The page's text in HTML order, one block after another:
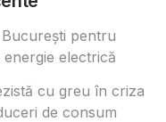
pentru
electrică
cu greu în criza
de consum